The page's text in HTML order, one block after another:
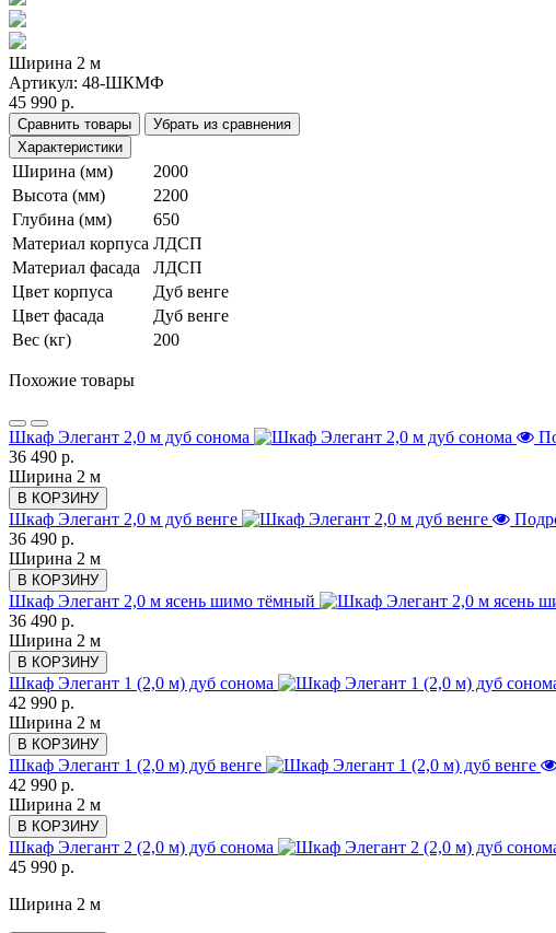
Ширина 2 м
Артикул: 48-ШКМФ
45 990 р.
Сравнить товары
Убрать из сравнения
Характеристики
Ширина (мм)
2000
Высота (мм)
2200
Глубина (мм)
650
Материал корпуса ЛДСП
Материал фасада
ЛДСП
Цвет корпуса
Дуб венге
Цвет фасада
Дуб венге
Вес (кг)
200
Похожие товары
Шкаф Элегант 2,0 м дуб сонома
36 490 р.
Ширина 2 м
В КОРЗИНУ
Шкаф Элегант 2,0 м дуб венге
36 490 р.
Ширина 2 м
В КОРЗИНУ
Шкаф Элегант 2,0 м ясень шимо тёмный
36 490 р.
Ширина 2 м
В КОРЗИНУ
Шкаф Элегант 1 (2,0 м) дуб сонома
42 990 р.
Ширина 2 м
В КОРЗИНУ
Шкаф Элегант 1 (2,0 м) дуб венге
42 990 р.
Ширина 2 м
В КОРЗИНУ
Шкаф Элегант 2 (2,0 м) дуб сонома
45 990 р.
Ширина 2 м